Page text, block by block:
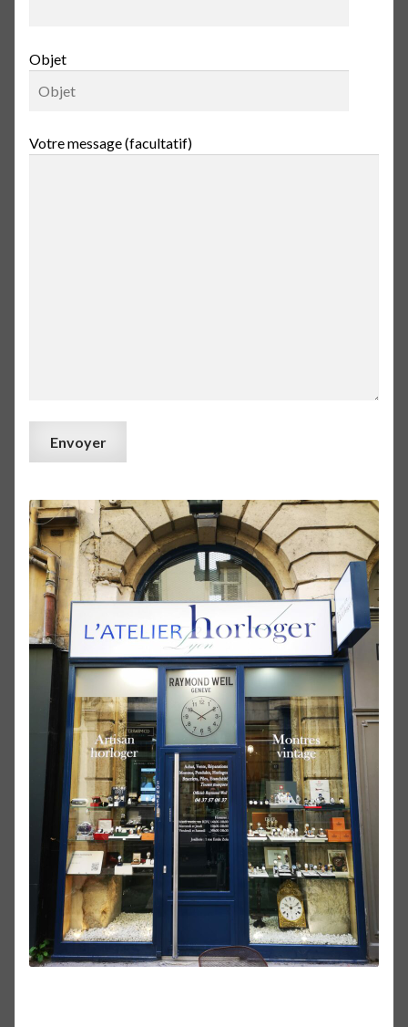
Objet
Votre message (facultatif)